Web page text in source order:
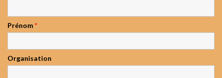
Prénom*
Organisation